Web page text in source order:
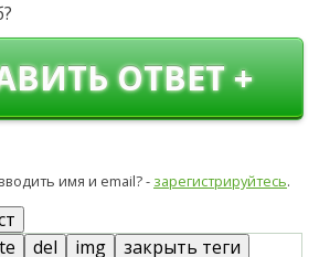
ОТВЕТ +
имя и email? - зарегистрируйтесь.